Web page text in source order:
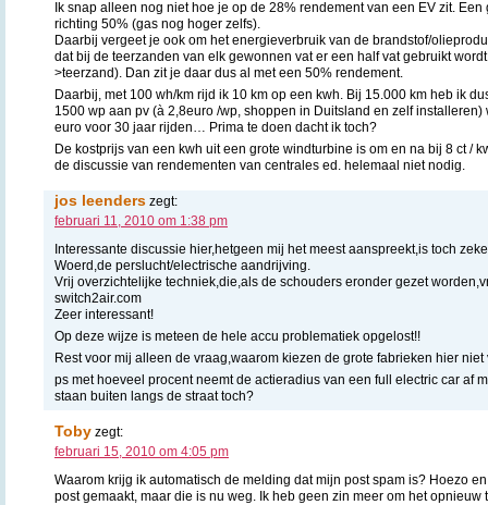
Ik snap alleen nog niet hoe je op de 28% rendement van een EV zit.
richting 50% (gas nog hoger zelfs).
Daarbij vergeet je ook om het energieverbruik van de brandstof/
dat bij de teerzanden van elk gewonnen vat er een half vat gebruikt
>teerzand). Dan zit je daar dus al met een 50% rendement.
Daarbij, met 100 wh/km rijd ik 10 km op een kwh. Bij 15.000 km heb ik
1500 wp aan pv (à 2,8euro /wp, shoppen in Duitsland en zelf installeren)
euro voor 30 jaar rijden… Prima te doen dacht ik toch?
De kostprijs van een kwh uit een grote windturbine is om en na bij 8 ct /
de discussie van rendementen van centrales ed. helemaal niet nodig.
jos leenders zegt:
februari 11, 2010 om 1:38 pm
Interessante discussie hier,hetgeen mij het meest aanspreekt,is toch
Woerd,de perslucht/electrische aandrijving.
Vrij overzichtelijke techniek,die,als de schouders eronder gezet
switch2air.com
Zeer interessant!
Op deze wijze is meteen de hele accu problematiek opgelost!!
Rest voor mij alleen de vraag,waarom kiezen de grote fabrieken hier niet
ps met hoeveel procent neemt de actieradius van een full electric car af
staan buiten langs de straat toch?
Toby zegt:
februari 15, 2010 om 4:05 pm
Waarom krijg ik automatisch de melding dat mijn post spam is? Hoezo
post gemaakt, maar die is nu weg. Ik heb geen zin meer om het opnieuw